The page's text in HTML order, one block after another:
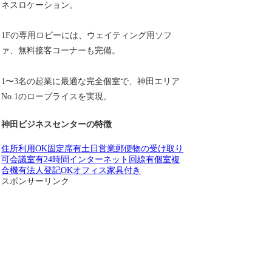
ネスロケーション。
1Fの専用ロビーには、ウェイティング用ソフ
ァ、無料接客コーナーも完備。
1〜3名の起業に最適な完全個室で、神田エリア
No.1のロープライスを実現。
神田ビジネスセンターの特徴
住所利用OK固定席有土日営業郵便物の受け取り
可会議室有24時間 インターネット回線有個室複
合機有法人登記OKオフィス家具付き
スポンサーリンク